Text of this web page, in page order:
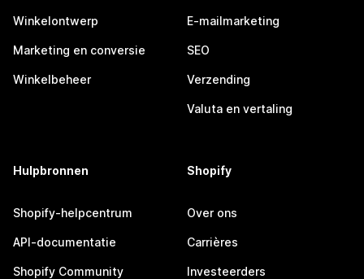
Winkelontwerp
Marketing en conversie
Winkelbeheer
E-mailmarketing
SEO
Verzending
Valuta en vertaling
Hulpbronnen
Shopify-helpcentrum
API-documentatie
Shopify Community
Shopify
Over ons
Carrières
Investeerders